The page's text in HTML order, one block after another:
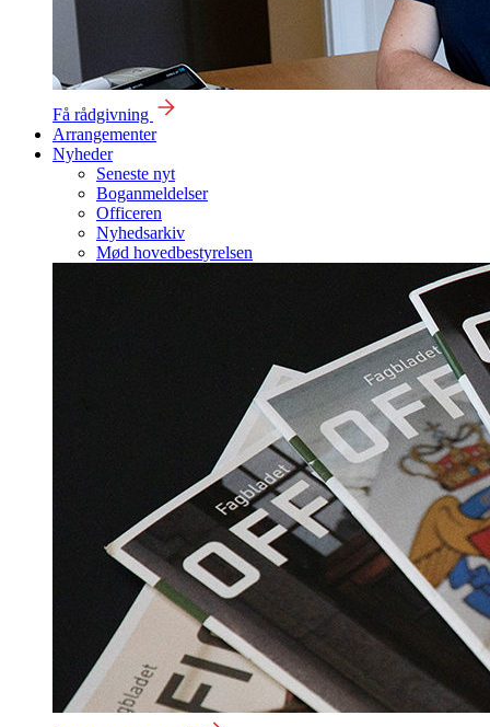
Få rådgivning
Arrangementer
Nyheder
Seneste nyt
Boganmeldelser
Officeren
Nyhedsarkiv
Mød hovedbestyrelsen